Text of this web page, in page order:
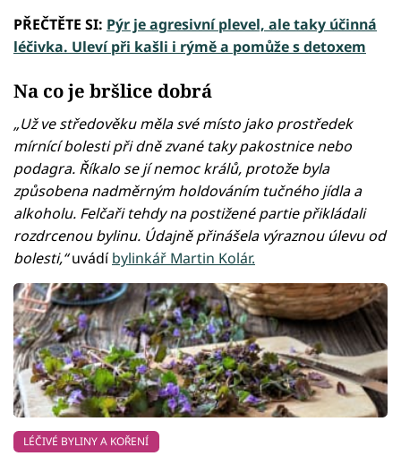
PŘEČTĚTE SI: Pýr je agresivní plevel, ale taky účinná
léčivka. Uleví při kašli i rýmě a pomůže s detoxem
Na co je bršlice dobrá
„Už ve středověku měla své místo jako prostředek
mírnící bolesti při dně zvané taky pakostnice nebo
podagra. Říkalo se jí nemoc králů, protože byla
způsobena nadměrným holdováním tučného jídla a
alkoholu. Felčaři tehdy na postižené partie přikládali
rozdrcenou bylinu. Údajně přinášela výraznou úlevu od
bolesti,“uvádíbylinkář Martin Kolár.
LÉČIVÉ BYLINY A KOŘENÍ